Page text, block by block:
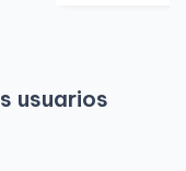
usuarios